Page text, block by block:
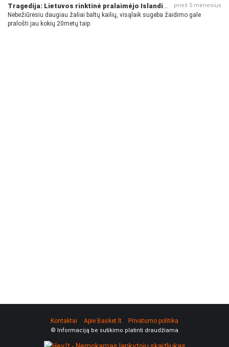
prieš 5 mėnesius
Nebežiūrėsiu daugiau žaliai baltų kailių, visąlaik sugeba žaidimo gale
pralošti jau kokių 20metų taip
Kontaktai Apie Basket.lt Privatumo politika
© Informaciją be sutikimo platinti draudžiama